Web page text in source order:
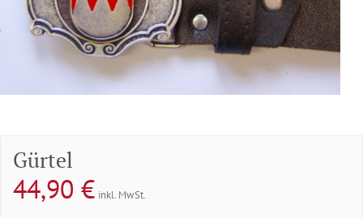
Gürtel
44,90 € inkl. MwSt.